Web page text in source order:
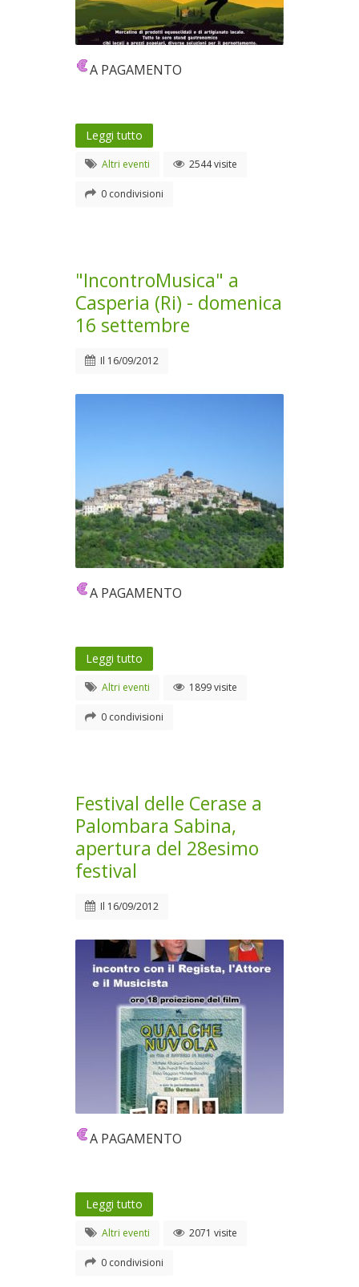
A PAGAMENTO
Leggi tutto
Altri eventi 2544 visite
0 condivisioni
"IncontroMusica" a
Casperia (Ri) - domenica
16 settembre
Il 16/09/2012
A PAGAMENTO
Leggi tutto
Altri eventi 1899 visite
0 condivisioni
Festival delle Cerase a
Palombara Sabina,
apertura del 28esimo
festival
Il 16/09/2012
A PAGAMENTO
Leggi tutto
Altri eventi 2071 visite
0 condivisioni